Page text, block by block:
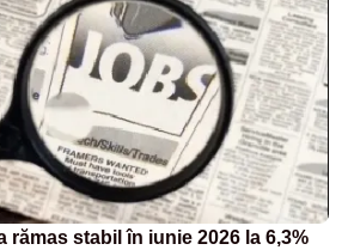
rămas stabil în iunie 2026 la 6,3%